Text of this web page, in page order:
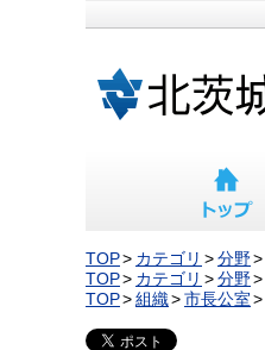
TOP カテゴリ 分野
TOP
カテゴリ 分野
TOP
組織 市長公室